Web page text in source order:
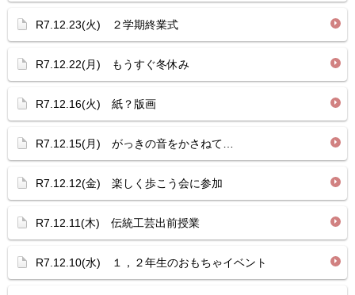
R7.12.23(火) ２学期終業式
R7.12.22(月) もうすぐ冬休み
R7.12.16(火) 紙？版画
R7.12.15(月) がっきの音をかさねて…
R7.12.12(金) 楽しく歩こう会に参加
R7.12.11(木) 伝統工芸出前授業
R7.12.10(水) １，２年生のおもちゃイベント